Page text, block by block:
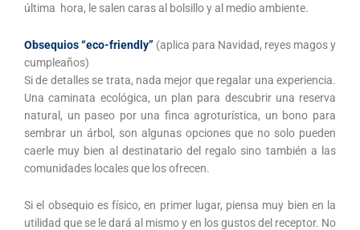
última hora, le salen caras al bolsillo y al medio ambiente.
Obsequios “eco-friendly” (aplica para Navidad, reyes magos y
cumpleaños)
Si de detalles se trata, nada mejor que regalar una experiencia.
Una caminata ecológica, un plan para descubrir una reserva
natural, un paseo por una finca agroturística, un bono para
sembrar un árbol, son algunas opciones que no solo pueden
caerle muy bien al destinatario del regalo sino también a las
comunidades locales que los ofrecen.
Si el obsequio es físico, en primer lugar, piensa muy bien en la
utilidad que se le dará al mismo y en los gustos del receptor. No